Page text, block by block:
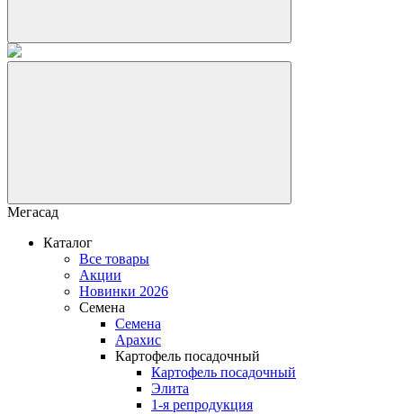
Мегасад
Каталог
Все товары
Акции
Новинки 2026
Семена
Семена
Арахис
Картофель посадочный
Картофель посадочный
Элита
1-я репродукция